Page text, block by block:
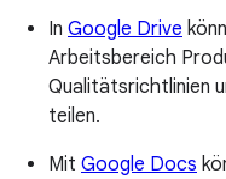
In Google Drive
Arbeitsbereich
Qualitätsrichtlinien
teilen.
Mit Google Docs